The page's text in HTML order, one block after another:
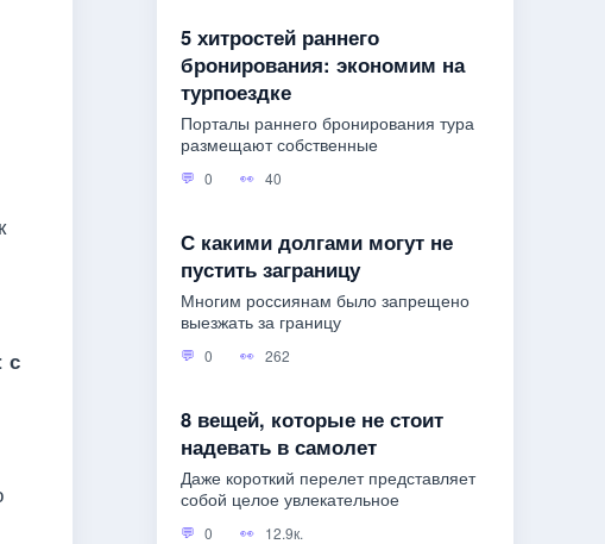
с
5 хитростей раннего
бронирования: экономим на
турпоездке
Порталы раннего бронирования тура
размещают собственные
0 40
С какими долгами могут не
пустить заграницу
Многим россиянам было запрещено
выезжать за границу
0 262
8 вещей, которые не стоит
надевать в самолет
Даже короткий перелет представляет
собой целое увлекательное
0 12.9к.